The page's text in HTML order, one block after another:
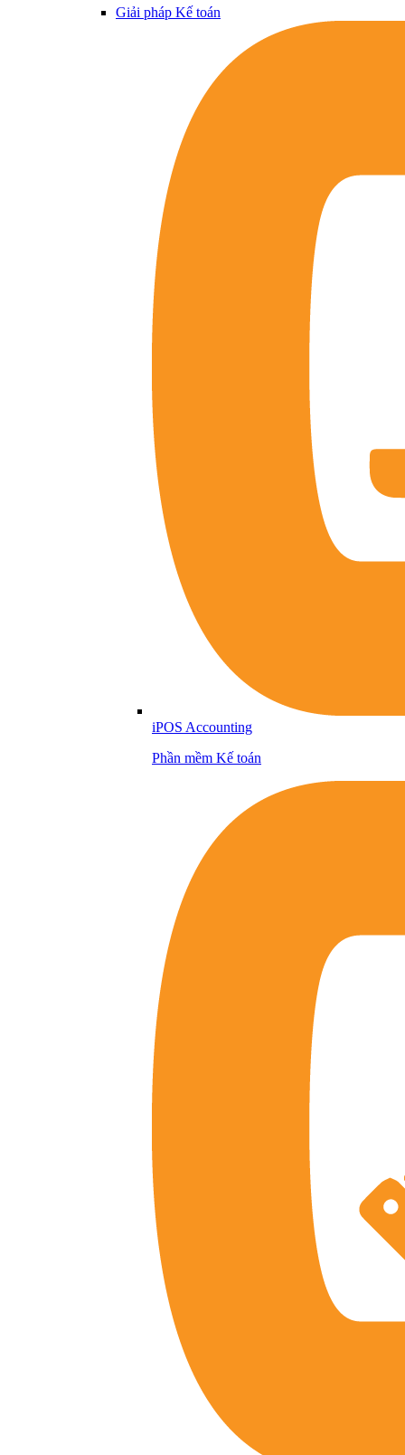
Giải pháp Kế toán
iPOS Accounting
Phần mềm Kế toán